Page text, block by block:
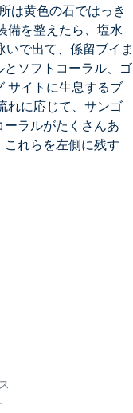
は黄色の石ではっき
備を整えたら、塩水
で出て、係留ブイま
ソフトコーラル、ゴ
サイトに生息するブ
れに応じて、サンゴ
ラルがたくさんあ
れらを左側に残す